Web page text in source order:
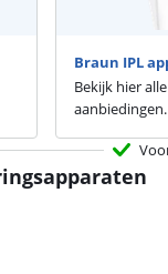
Braun IPL
Bekijk hier
aanbiedingen.